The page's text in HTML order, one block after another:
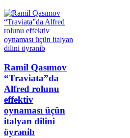
Ramil Qasımov
“Traviata”da
Alfred rolunu
effektiv
oynaması üçün
italyan dilini
öyrənib